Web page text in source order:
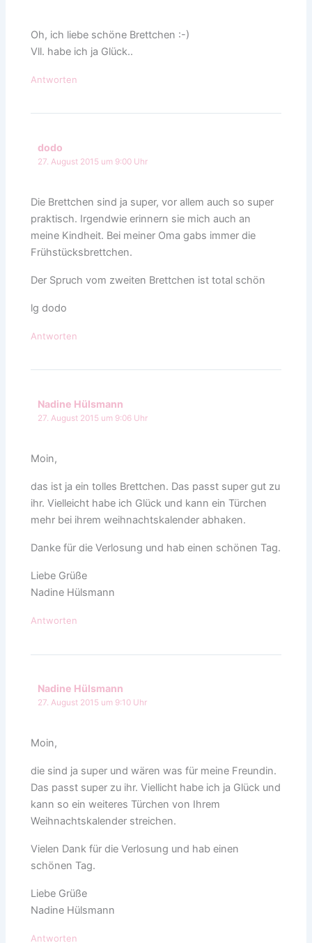
Oh, ich liebe schöne Brettchen :-)
Vll. habe ich ja Glück..
Antworten
dodo
27. August 2015 um 9:00 Uhr
Die Brettchen sind ja super, vor allem auch so super
praktisch. Irgendwie erinnern sie mich auch an
meine Kindheit. Bei meiner Oma gabs immer die
Frühstücksbrettchen.
Der Spruch vom zweiten Brettchen ist total schön
lg dodo
Antworten
Nadine Hülsmann
27. August 2015 um 9:06 Uhr
Moin,
das ist ja ein tolles Brettchen. Das passt super gut zu
ihr. Vielleicht habe ich Glück und kann ein Türchen
mehr bei ihrem weihnachtskalender abhaken.
Danke für die Verlosung und hab einen schönen Tag.
Liebe Grüße
Nadine Hülsmann
Antworten
Nadine Hülsmann
27. August 2015 um 9:10 Uhr
Moin,
die sind ja super und wären was für meine Freundin.
Das passt super zu ihr. Viellicht habe ich ja Glück und
kann so ein weiteres Türchen von Ihrem
Weihnachtskalender streichen.
Vielen Dank für die Verlosung und hab einen
schönen Tag.
Liebe Grüße
Nadine Hülsmann
Antworten